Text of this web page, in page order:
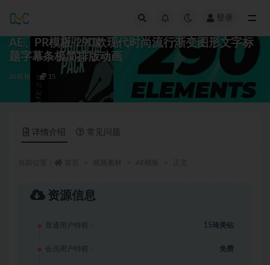
登录
AE、PR模板-290款现代时尚流行渐变图形文字标
题字幕条极简排版动画
AE模板 15
详情介绍 常见问题
资源信息
普通用户特权： 15琦美钻
会员用户特权： 免费